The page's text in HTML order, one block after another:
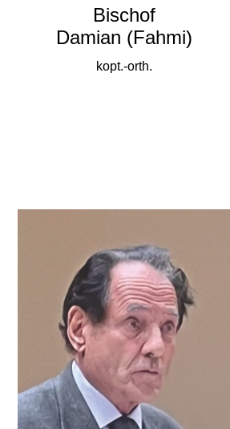
Bischof
Damian (Fahmi)
kopt.-orth.